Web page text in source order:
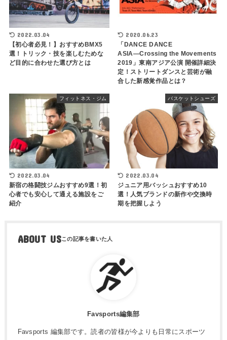
2022.03.04
【初心者必見！】おすすめBMX5
選！トリック・技を楽しむためな
ど目的に合わせた選び方とは
2020.06.23
「DANCE DANCE
ASIA―Crossing the Movements
2019」東南アジア公演 開催詳細決
定！ストリートダンスと芸術が融
合した新感覚作品とは？
フィットネス・ジム
2022.03.04
新宿の格闘技ジムおすすめ9選！初
心者でも安心して通える施設をご
紹介
バスケットシューズ
2022.03.04
ジュニア用バッシュおすすめ10
選！人気ブランドの新作や交換時
期を把握しよう
ABOUT US
Favsports編集部
Favsports 編集部です。読者の皆様が今よりも日常にスポーツ